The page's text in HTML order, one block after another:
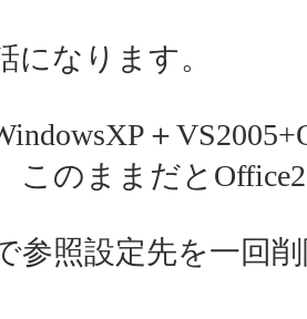
になります。
＋
このままだと
参照設定先を一回